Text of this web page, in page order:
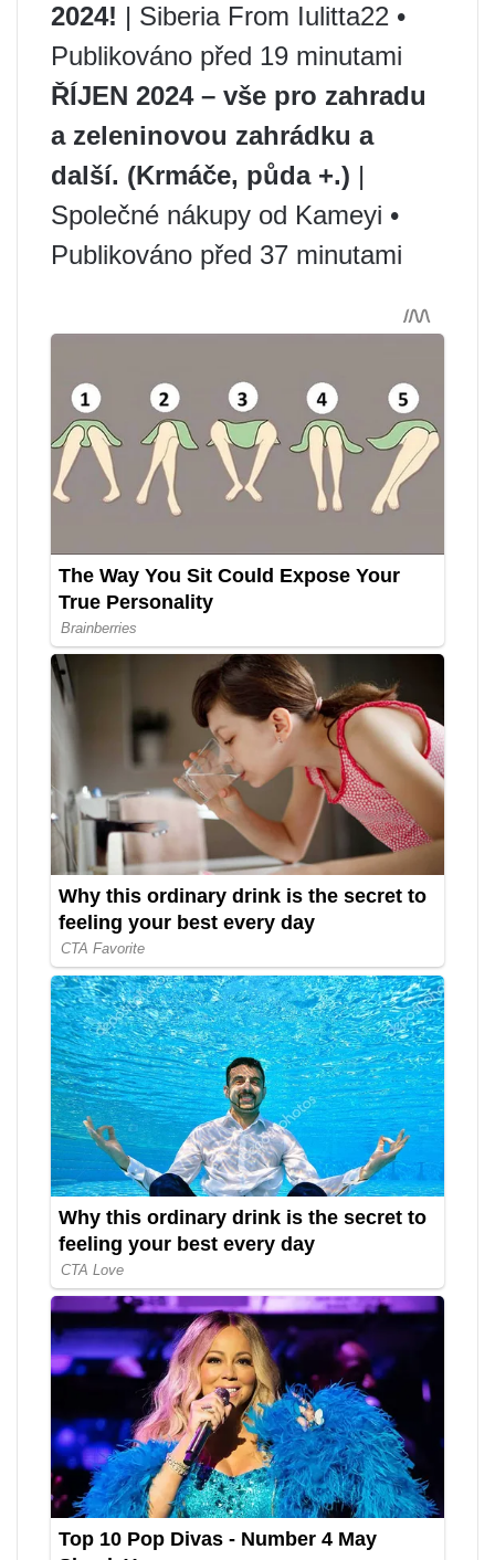
2024! | Siberia From Iulitta22 •
Publikováno před 19 minutami
ŘÍJEN 2024 – vše pro zahradu
a zeleninovou zahrádku a
další. (Krmáče, půda +.) |
Společné nákupy od Kameyi •
Publikováno před 37 minutami